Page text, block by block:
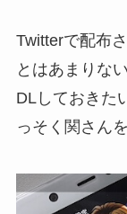
Twitterで配布
とはあまりな
DLしておきた
っそく関さん